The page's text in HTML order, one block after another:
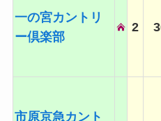
一の宮カントリ
ー倶楽部
2
市原京急カント